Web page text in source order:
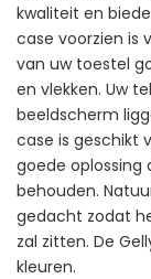
kwaliteit en
case voorzien is
van uw toestel
en vlekken. Uw
beeldscherm
case is geschikt
goede oplossing
behouden.
gedacht zodat
zal zitten. De
kleuren.